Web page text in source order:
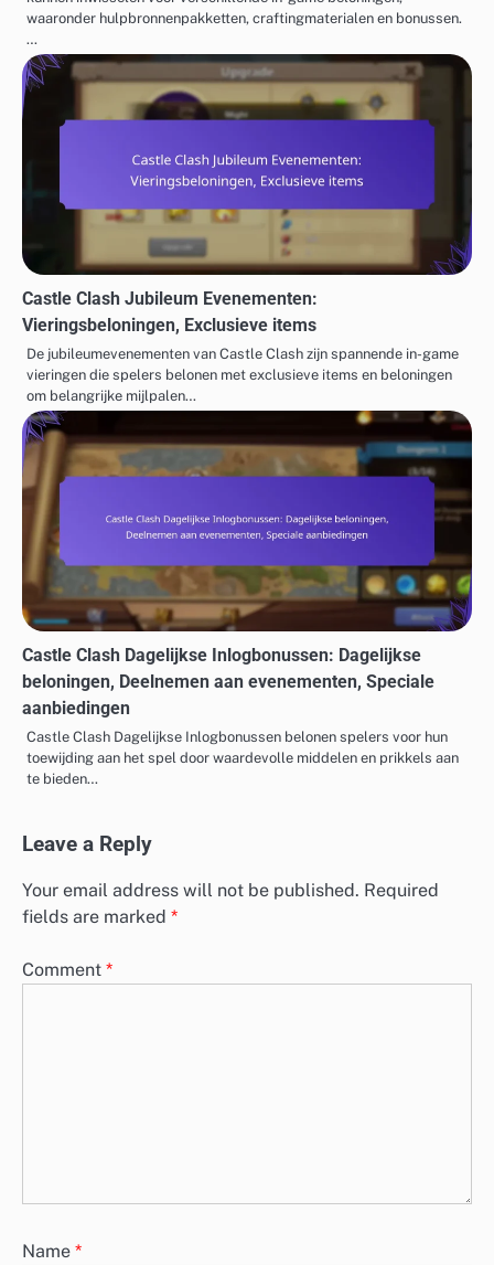
waaronder hulpbronnenpakketten, craftingmaterialen en bonussen.
…
Castle Clash Jubileum Evenementen:
Vieringsbeloningen, Exclusieve items
De jubileumevenementen van Castle Clash zijn spannende in-game
vieringen die spelers belonen met exclusieve items en beloningen
om belangrijke mijlpalen…
Castle Clash Dagelijkse Inlogbonussen: Dagelijkse
beloningen, Deelnemen aan evenementen, Speciale
aanbiedingen
Castle Clash Dagelijkse Inlogbonussen belonen spelers voor hun
toewijding aan het spel door waardevolle middelen en prikkels aan
te bieden…
Leave a Reply
Your email address will not be published. Required
fields are marked *
Comment *
Name *